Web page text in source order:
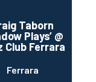
Taborn
Plays’ @
Club Ferrara
Ferrara